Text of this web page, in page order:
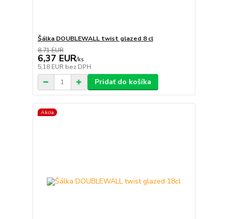
Šálka DOUBLEWALL twist glazed 8 cl
8,71 EUR
6,37 EUR/ks
5,18 EUR bez DPH
Pridať do košíka
Akcia